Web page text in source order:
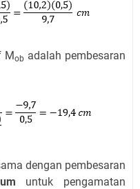
Mob adalah pembesaran
dengan pembesaran
untuk pengamatan